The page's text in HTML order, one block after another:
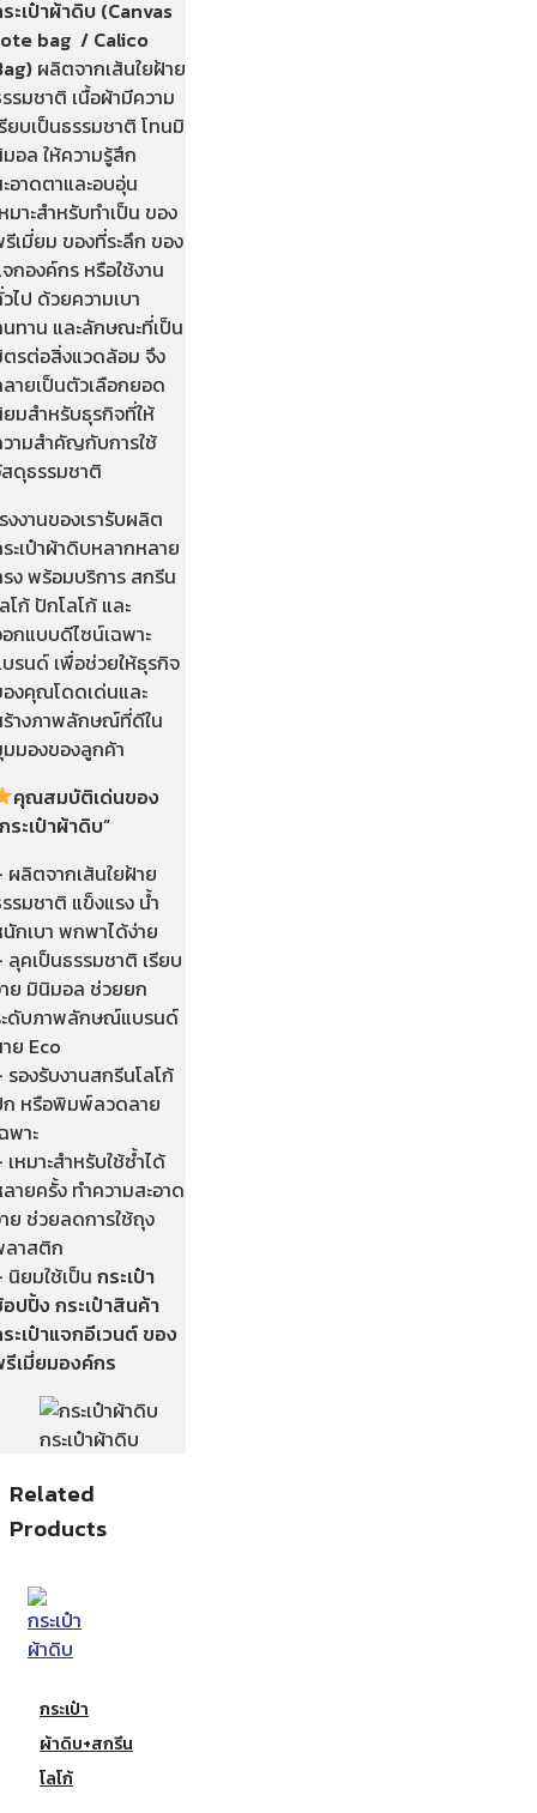
ะเป๋าผ้าดิบ (Canvas
bag / Calico
ผลิตจากเส้นใยฝ้าย
รมชาติ เนื้อผ้ามีความ
ยบเป็นธรรมชาติ โทนมิ
อล ให้ความรู้สึก
อาดตาและอบอุ่น
มาะสำหรับทำเป็น ของ
เมี่ยม ของที่ระลึก ของ
กองค์กร หรือใช้งาน
ไป ด้วยความเบา
ทาน และลักษณะที่เป็น
รต่อสิ่งแวดล้อม จึง
ายเป็นตัวเลือกยอด
มสำหรับธุรกิจที่ให้
ามสำคัญกับการใช้
ดุธรรมชาติ
งงานของเรารับผลิต
ะเป๋าผ้าดิบหลากหลาย
ง พร้อมบริการ สกรีน
โก้ ปักโลโก้ และ
กแบบดีไซน์เฉพาะ
รนด์ เพื่อช่วยให้ธุรกิจ
งคุณโดดเด่นและ
างภาพลักษณ์ที่ดีใน
มองของลูกค้า
คุณสมบัติเด่นของ
กระเป๋าผ้าดิบ”
ผลิตจากเส้นใยฝ้าย
รมชาติ แข็งแรง น้ำ
กเบา พกพาได้ง่าย
ลุคเป็นธรรมชาติ เรียบ
ย มินิมอล ช่วยยก
ดับภาพลักษณ์แบรนด์
ย Eco
รองรับงานสกรีนโลโก้
หรือพิมพ์ลวดลาย
พาะ
เหมาะสำหรับใช้ซ้ำได้
ายครั้ง ทำความสะอาด
ย ช่วยลดการใช้ถุง
าสติก
นิยมใช้เป็น กระเป๋า
ปปิ้ง กระเป๋าสินค้า
ะเป๋าแจกอีเวนต์ ของ
เมี่ยมองค์กร
กระเป๋าผ้าดิบ
Related
Products
กระเป๋า
ผ้าดิบ+สกรีน
โลโก้